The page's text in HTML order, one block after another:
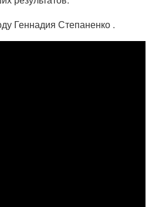
Геннадия Степаненко .